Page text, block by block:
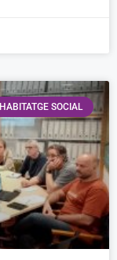
HABITATGE SOCIAL